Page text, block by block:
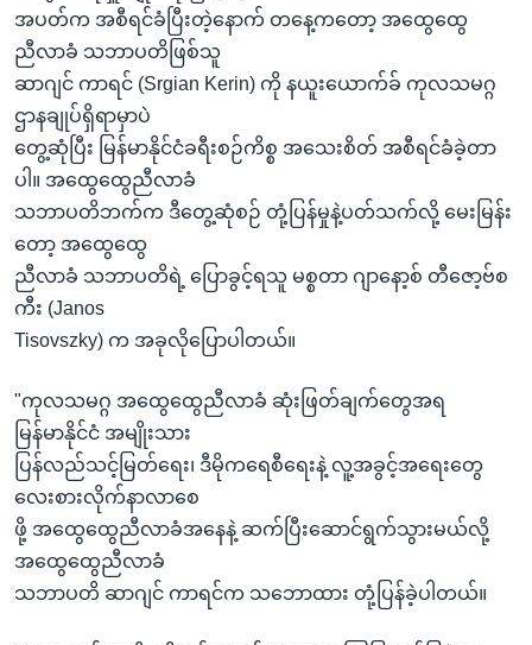
အပတ်က အစီရင်ခံပြီးတဲ့နောက် တနေ့ကတော့ အထွေထွေ
ညီလာခံ သဘာပတိဖြစ်သူ
ဆာဂျင် ကာရင် (Srgian Kerin) ကို နယူးယောက်ခ် ကုလသမဂ္ဂ
ဌာနချုပ်ရှိရာမှာပဲ
တွေ့ဆုံပြီး မြန်မာနိုင်ငံခရီးစဉ်ကိစ္စ အသေးစိတ် အစီရင်ခံခဲ့တာ
ပါ။ အထွေထွေညီလာခံ
သဘာပတိဘက်က ဒီတွေ့ဆုံစဉ် တုံ့ပြန်မှုနဲ့ပတ်သက်လို့ မေးမြန်း
တော့ အထွေထွေ
ညီလာခံ သဘာပတိရဲ့ ပြောခွင့်ရသူ မစ္စတာ ဂျာနော့စ် တီဇော့ဗ်စ
ကီး (Janos
Tisovszky) က အခုလိုပြောပါတယ်။
"ကုလသမဂ္ဂ အထွေထွေညီလာခံ ဆုံးဖြတ်ချက်တွေအရ
မြန်မာနိုင်ငံ အမျိုးသား
ပြန်လည်သင့်မြတ်ရေး၊ ဒီမိုကရေစီရေးနဲ့ လူ့အခွင့်အရေးတွေ
လေးစားလိုက်နာလာစေ
ဖို့ အထွေထွေညီလာခံအနေနဲ့ ဆက်ပြီးဆောင်ရွက်သွားမယ်လို့
အထွေထွေညီလာခံ
သဘာပတိ ဆာဂျင် ကာရင်က သဘောထား တုံ့ပြန်ခဲ့ပါတယ်။